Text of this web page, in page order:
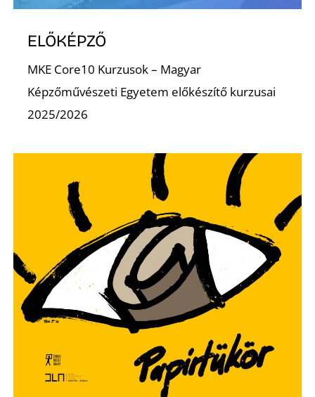
ELŐKÉPZŐ
MKE Core10 Kurzusok – Magyar
Képzőművészeti Egyetem előkészítő kurzusai
2025/2026